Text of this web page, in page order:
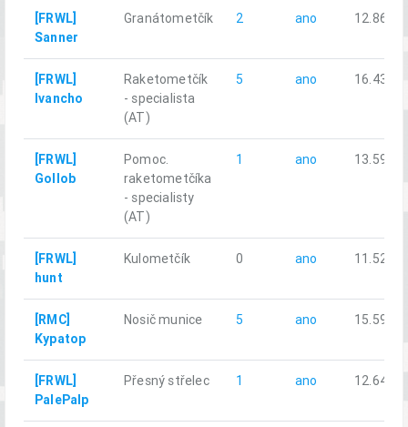
[FRWL]
Sanner
Granátometčík 2 ano 12.86
[FRWL]
Ivancho
Raketometčík
- specialista
(AT)
5 ano 16.43
[FRWL]
Gollob
Pomoc.
raketometčíka
- specialisty
(AT)
1 ano 13.59
[FRWL]
hunt
Kulometčík 0 ano 11.52
[RMC]
Kypatop
Nosič munice 5 ano 15.59
[FRWL]
PalePalp
Přesný střelec 1 ano 12.64